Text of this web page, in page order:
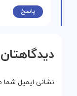
پاسخ
نشانی ایمیل